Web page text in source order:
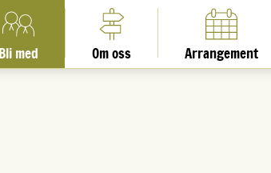
Bli med Om oss Arrangement